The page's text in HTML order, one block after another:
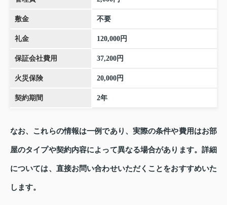
敷金 不要
礼金 120,000円
保証会社費用 37,200円
火災保険 20,000円
契約期間 2年
なお、これらの情報は一例であり、実際の条件や費用はお部
屋のタイプや契約内容によって異なる場合があります。詳細
については、直接お問い合わせいただくことをおすすめいた
します。